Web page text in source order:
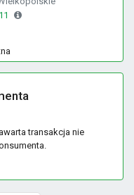
transakcja nie